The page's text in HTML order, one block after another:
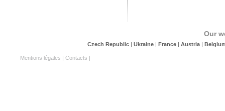
Our
Czech Republic | Ukraine | France | Austria |
Mentions légales | Contacts |